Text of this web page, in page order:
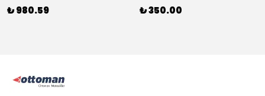
₺ 980.59 ₺ 350.00